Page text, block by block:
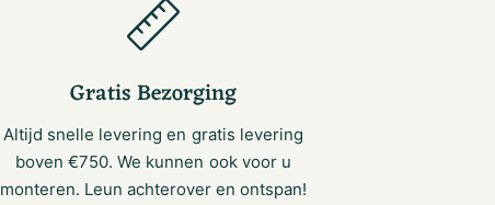
Gratis Bezorging
Altijd snelle levering en gratis levering
boven €750. We kunnen ook voor u
monteren. Leun achterover en ontspan!